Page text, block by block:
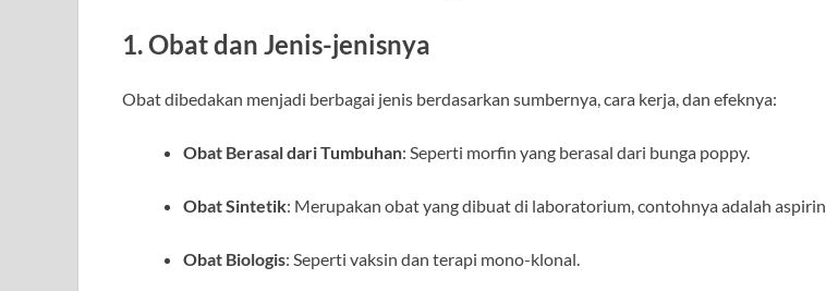
1. Obat dan Jenis-jenisnya
Obat dibedakan menjadi berbagai jenis berdasarkan sumbernya, cara kerja, dan efeknya:
Obat Berasal dari Tumbuhan: Seperti morfin yang berasal dari bunga poppy.
Obat Sintetik: Merupakan obat yang dibuat di laboratorium, contohnya adalah aspirin.
Obat Biologis: Seperti vaksin dan terapi mono-klonal.